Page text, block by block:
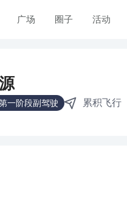
广场 圈子 活动
一阶段副驾驶 累积飞行